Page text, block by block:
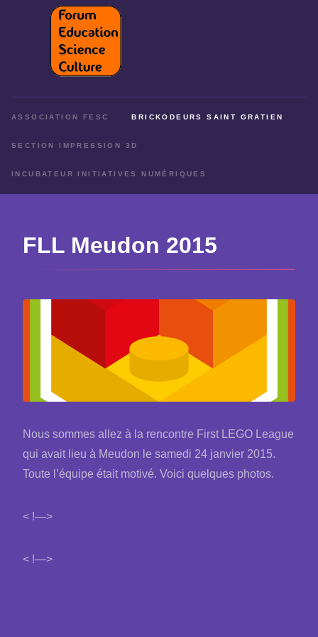
ASSOCIATION FESC BRICKODEURS SAINT GRATIEN
SECTION IMPRESSION 3D
INCUBATEUR INITIATIVES NUMÉRIQUES
FLL Meudon 2015
Nous sommes allez à la rencontre First LEGO League
qui avait lieu à Meudon le samedi 24 janvier 2015.
Toute l’équipe était motivé. Voici quelques photos.
< !—>
< !—>